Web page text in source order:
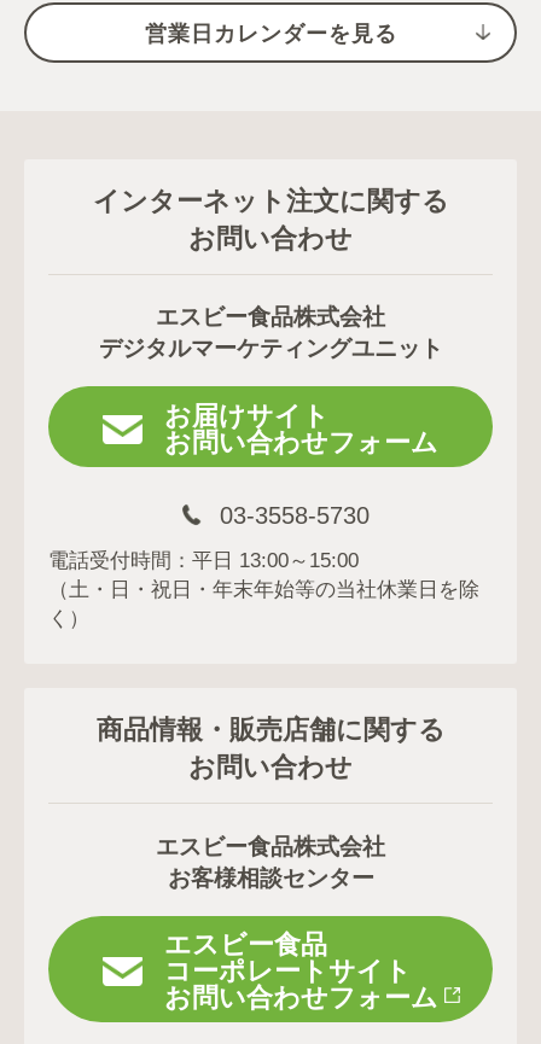
営業日カレンダーを見る
インターネット注文に関する
お問い合わせ
エスビー食品株式会社
デジタルマーケティングユニット
お届けサイト
お問い合わせフォーム
03-3558-5730
電話受付時間：平日 13:00～15:00
（土・日・祝日・年末年始等の当社休業日を除
く）
商品情報・販売店舗に関する
お問い合わせ
エスビー食品株式会社
お客様相談センター
エスビー食品
コーポレートサイト
お問い合わせフォーム